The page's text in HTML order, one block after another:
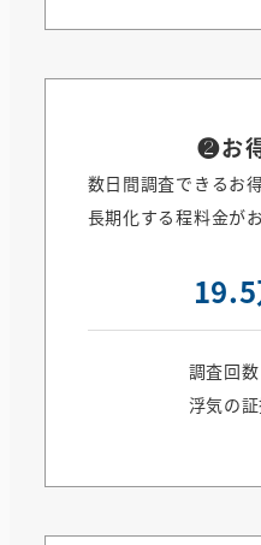
❷お
数日間調査できるお
長期化する程料金が
調査回
浮気の